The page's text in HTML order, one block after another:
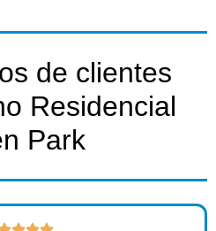
de clientes
Residencial
Park